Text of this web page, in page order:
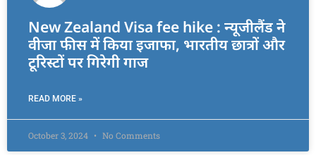
New Zealand Visa fee hike : न्यूजीलैंड ने
वीजा फीस में किया इजाफा, भारतीय छात्रों और
टूरिस्टों पर गिरेगी गाज
READ MORE »
October 3, 2024 No Comments